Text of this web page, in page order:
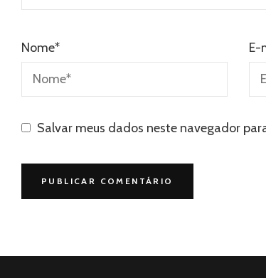
Nome* E-
Salvar meus dados neste navegador